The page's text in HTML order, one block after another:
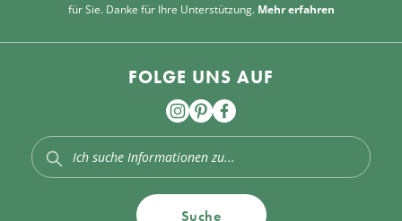
für Sie. Danke für Ihre Unterstützung. Mehr erfahren
FOLGE UNS AUF
Suche